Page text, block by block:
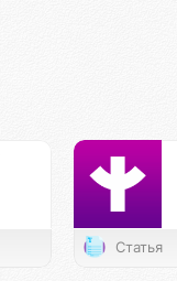
Статья